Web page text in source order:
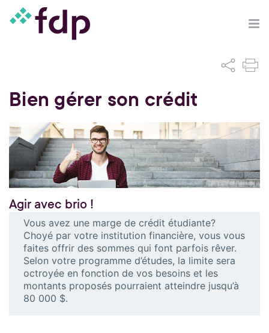
Bien gérer son crédit
Agir avec brio !
Vous avez une marge de crédit étudiante?
Choyé par votre institution financière, vous vous
faites offrir des sommes qui font parfois rêver.
Selon votre programme d’études, la limite sera
octroyée en fonction de vos besoins et les
montants proposés pourraient atteindre jusqu’à
80 000 $.